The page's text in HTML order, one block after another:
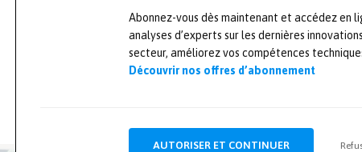
Abonnez-vous dès maintenant et accédez en
analyses d’experts sur les dernières
secteur, améliorez vos compétences
Découvrir nos offres d’abonnement
AUTORISER ET CONTINUER
Quattrocento et soutenue
d’investissements d’avenir
général pour
collaborations […]